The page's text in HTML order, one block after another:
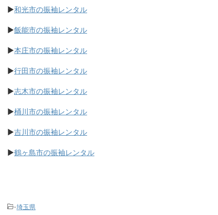
▶和光市の振袖レンタル
▶飯能市の振袖レンタル
▶本庄市の振袖レンタル
▶行田市の振袖レンタル
▶志木市の振袖レンタル
▶桶川市の振袖レンタル
▶吉川市の振袖レンタル
▶鶴ヶ島市の振袖レンタル
-埼玉県